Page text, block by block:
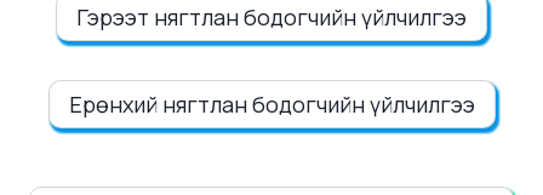
Гэрээт нягтлан бодогчийн үйлчилгээ
Ерөнхий нягтлан бодогчийн үйлчилгээ